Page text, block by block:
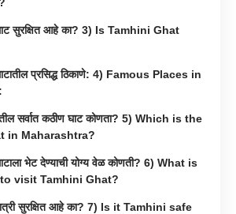
घाट सुरक्षित आहे का? 3) Is Tamhini Ghat
प्रसिद्ध ठिकाणे: 4) Famous Places in
सर्वात कठीण घाट कोणता? 5) Which is the
in Maharashtra?
भेट देण्याची योग्य वेळ कोणती? 6) What is
visit Tamhini Ghat?
सुरक्षित आहे का? 7) Is it Tamhini safe